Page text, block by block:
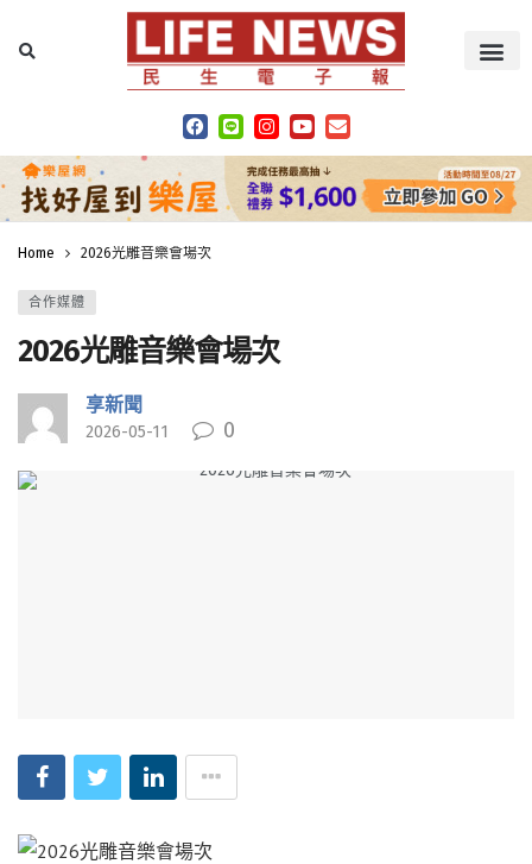
Home 2026光雕音樂會場次
合作媒體
2026光雕音樂會場次
享新聞
2026-05-11 0